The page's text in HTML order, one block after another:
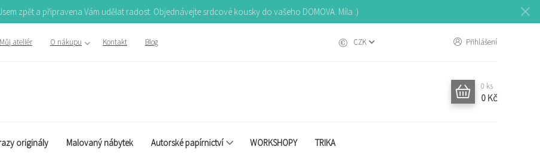
zpět a připravena Vám udělat radost. Objednávejte srdcové kousky do vašeho DOMOVA. Míla :)
Můj ateliér O nákupu Kontakt Blog CZK Přihlášení
0 ks
0 Kč
originály Malovaný nábytek Autorské papírnictví WORKSHOPY TRIKA